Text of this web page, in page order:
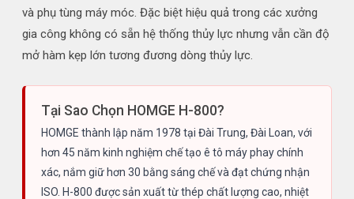
và phụ tùng máy móc. Đặc biệt hiệu quả trong các xưởng
gia công không có sẵn hệ thống thủy lực nhưng vẫn cần độ
mở hàm kẹp lớn tương đương dòng thủy lực.
Tại Sao Chọn HOMGE H-800?
HOMGE thành lập năm 1978 tại Đài Trung, Đài Loan, với
hơn 45 năm kinh nghiệm chế tạo ê tô máy phay chính
xác, nắm giữ hơn 30 bằng sáng chế và đạt chứng nhận
ISO. H-800 được sản xuất từ thép chất lượng cao, nhiệt